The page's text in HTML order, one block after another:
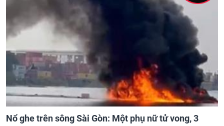
Nổ ghe trên sông Sài Gòn: Một phụ nữ tử vong, 3